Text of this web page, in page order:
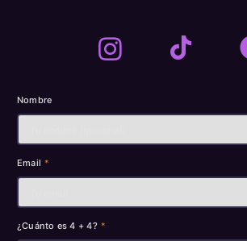
Nombre
Email *
¿Cuánto es 4 + 4? *